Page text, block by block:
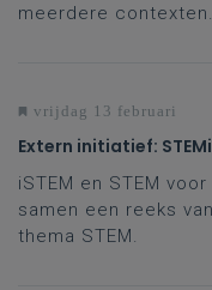
meerdere contexten.
vrijdag 13 februari
Extern initiatief:
iSTEM en STEM
samen een reeks
thema STEM.